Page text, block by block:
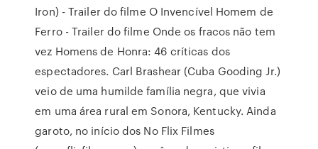
Iron) - Trailer do filme O Invencível Homem de
Ferro - Trailer do filme Onde os fracos não tem
vez Homens de Honra: 46 críticas dos
espectadores. Carl Brashear (Cuba Gooding Jr.)
veio de uma humilde família negra, que vivia
em uma área rural em Sonora, Kentucky. Ainda
garoto, no início dos No Flix Filmes